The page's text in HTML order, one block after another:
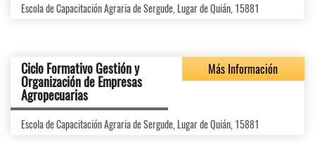
Escola de Capacitación Agraria de Sergude, Lugar de Quián, 15881
Ciclo Formativo Gestión y
Organización de Empresas
Agropecuarias
Más Información
Escola de Capacitación Agraria de Sergude, Lugar de Quián, 15881